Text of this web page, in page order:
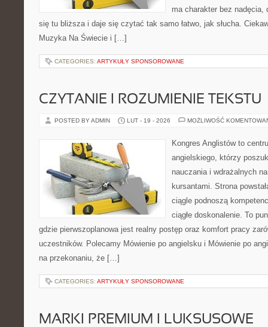
ma charakter bez
się tu bliższa i daje się czytać tak samo łatwo, jak słucha.
Muzyka Na Świecie i […]
CATEGORIES: ARTYKUŁY SPONSOROWANE
CZYTANIE I ROZUMIENIE TEKSTU
POSTED BY ADMIN LUT - 19 - 2026 MOŻLIWOŚĆ
Kongres Anglistów to
angielskiego, którzy
nauczania i wdrażalnych
kursantami. Strona
ciągle podnoszą
ciągłe doskonalenie. To
gdzie pierwszoplanowa jest realny postęp oraz komfort pracy
uczestników. Polecamy Mówienie po angielsku i Mówienie po
na przekonaniu, że […]
CATEGORIES: ARTYKUŁY SPONSOROWANE
MARKI PREMIUM I LUKSUSOWE